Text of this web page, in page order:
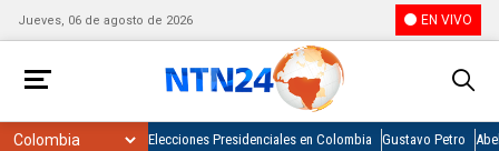
Jueves, 06 de agosto de 2026 EN VIVO
Elecciones Presidenciales en Colombia Gustavo Petro